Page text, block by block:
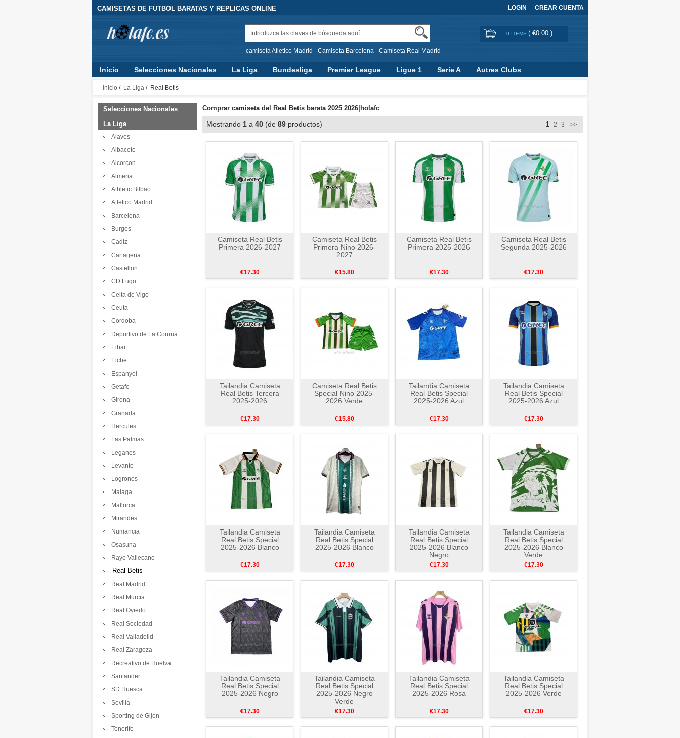
CAMISETAS DE FUTBOL BARATAS Y REPLICAS ONLINE LOGIN CREAR CUENTA
camiseta Atletico Madrid Camiseta Barcelona Camiseta Real Madrid
0 ITEMS ( €0.00 )
Inicio Selecciones Nacionales La Liga Bundesliga Premier League Ligue 1 Serie A Autres Clubs
Inicio / La Liga / Real Betis
Selecciones Nacionales
La Liga
Alaves
Albacete
Alcorcon
Almeria
Athletic Bilbao
Atletico Madrid
Barcelona
Burgos
Cadiz
Cartagena
Castellon
CD Lugo
Celta de Vigo
Ceuta
Cordoba
Deportivo de La Coruna
Eibar
Elche
Espanyol
Getafe
Girona
Granada
Hercules
Las Palmas
Leganes
Levante
Logrones
Malaga
Mallorca
Mirandes
Numancia
Osasuna
Rayo Vallecano
Real Betis
Real Madrid
Real Murcia
Real Oviedo
Real Sociedad
Real Valladolid
Real Zaragoza
Recreativo de Huelva
Santander
SD Huesca
Sevilla
Sporting de Gijon
Tenerife
Comprar camiseta del Real Betis barata 2025 2026|holafc
Mostrando 1 a 40 (de 89 productos) 1 2 3 >>
Camiseta Real Betis
Primera 2026-2027
€17.30
Camiseta Real Betis
Primera Nino 2026-
2027
€15.80
Camiseta Real Betis
Primera 2025-2026
€17.30
Camiseta Real Betis
Segunda 2025-2026
€17.30
Tailandia Camiseta
Real Betis Tercera
2025-2026
€17.30
Camiseta Real Betis
Special Nino 2025-
2026 Verde
€15.80
Tailandia Camiseta
Real Betis Special
2025-2026 Azul
€17.30
Tailandia Camiseta
Real Betis Special
2025-2026 Azul
€17.30
Tailandia Camiseta
Real Betis Special
2025-2026 Blanco
€17.30
Tailandia Camiseta
Real Betis Special
2025-2026 Blanco
€17.30
Tailandia Camiseta
Real Betis Special
2025-2026 Blanco
Negro
€17.30
Tailandia Camiseta
Real Betis Special
2025-2026 Blanco
Verde
€17.30
Tailandia Camiseta
Real Betis Special
2025-2026 Negro
€17.30
Tailandia Camiseta
Real Betis Special
2025-2026 Negro
Verde
€17.30
Tailandia Camiseta
Real Betis Special
2025-2026 Rosa
€17.30
Tailandia Camiseta
Real Betis Special
2025-2026 Verde
€17.30